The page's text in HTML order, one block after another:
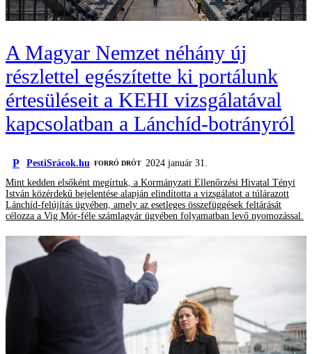
A Magyar Nemzet néhány új
részlettel egészítette ki portálunk
értesüléseit a KEHI vizsgálatával
kapcsolatban a Lánchíd-botrányról
P PestiSrácok.hu FORRÓ DRÓT 2024 január 31.
Mint kedden elsőként megírtuk, a Kormányzati Ellenőrzési Hivatal Tényi
István közérdekű bejelentése alapján elindította a vizsgálatot a túlárazott
Lánchíd-felújítás ügyében, amely az esetleges összefüggések feltárását
célozza a Vig Mór-féle számlagyár ügyében folyamatban levő nyomozással.